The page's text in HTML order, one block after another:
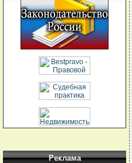
Реклама